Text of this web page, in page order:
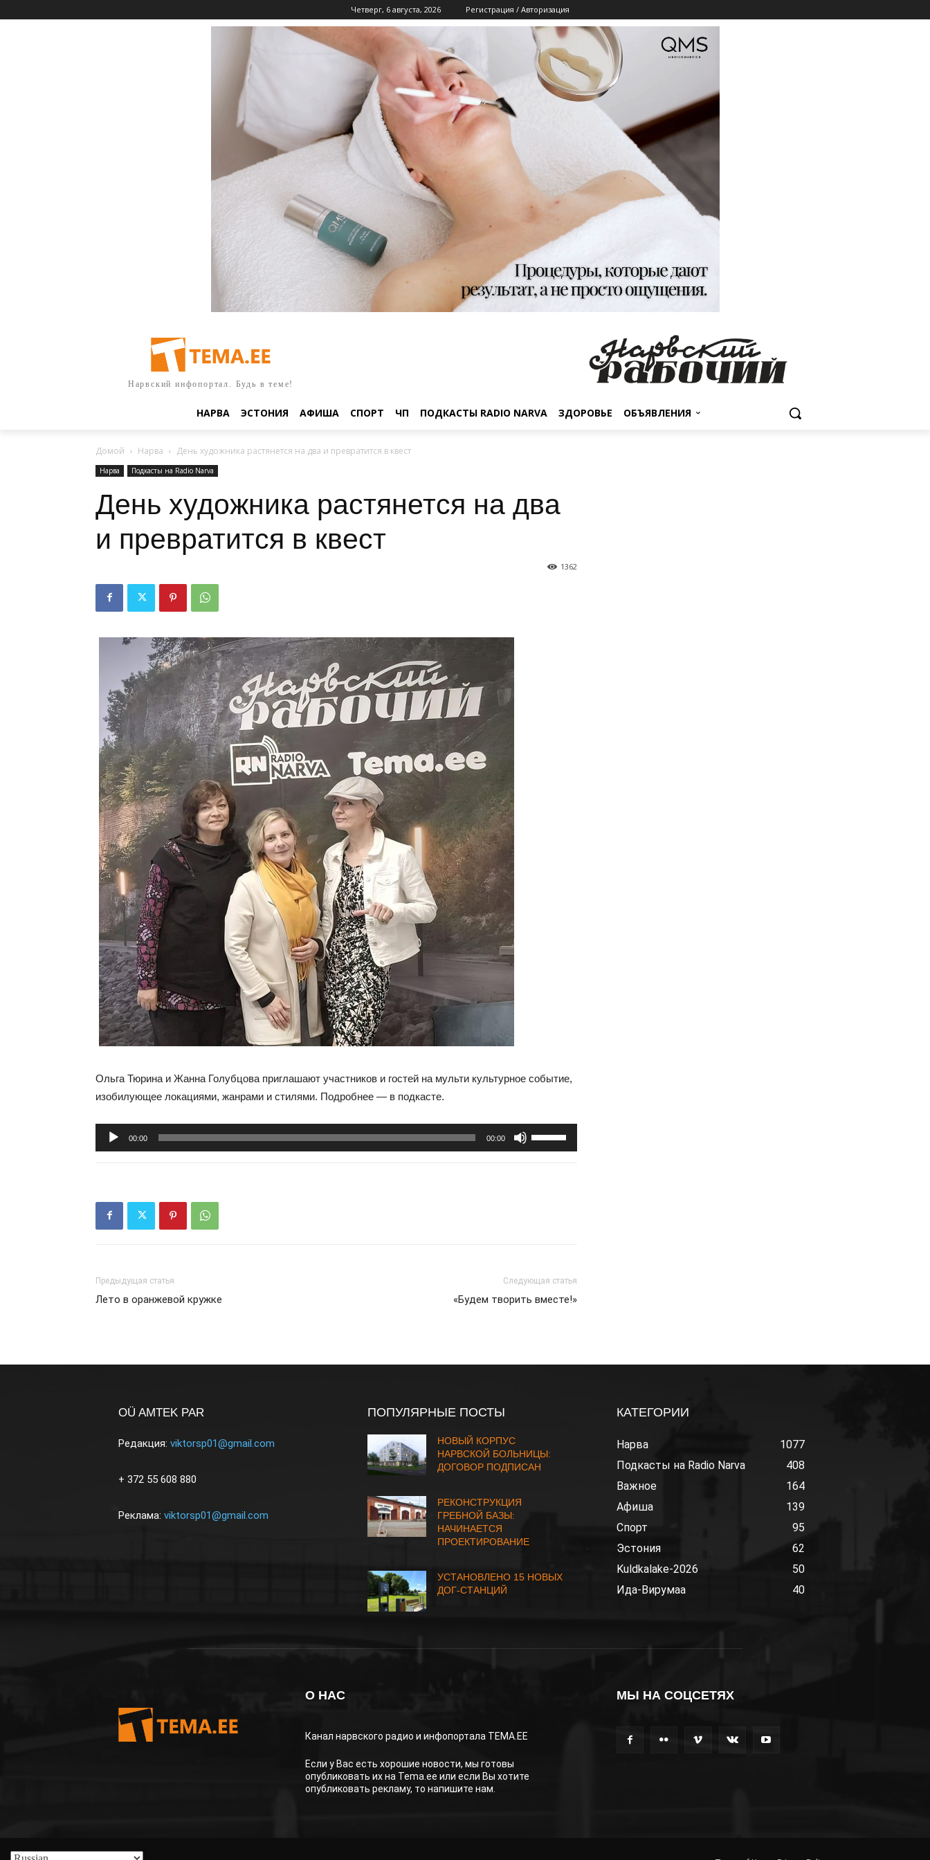
Четверг, 6 августа, 2026 Регистрация / Авторизация
Нарвский инфопортал. Будь в теме!
НАРВА ЭСТОНИЯ АФИША СПОРТ ЧП ПОДКАСТЫ RADIO NARVA ЗДОРОВЬЕ ОБЪЯВЛЕНИЯ
Домой Нарва День художника растянется на два и превратится в квест
Нарва Подкасты на Radio Narva
День художника растянется на два
и превратится в квест
1362
Ольга Тюрина и Жанна Голубцова приглашают участников и гостей на мульти культурное событие,
изобилующее локациями, жанрами и стилями. Подробнее — в подкасте.
Аудиоплеер
00:00 00:00
клавиши
Предыдущая статья
Лето в оранжевой кружке
Следующая статья
«Будем творить вместе!»
OÜ AMTEK PAR
Редакция: viktorsp01@gmail.com
+ 372 55 608 880
Реклама: viktorsp01@gmail.com
ПОПУЛЯРНЫЕ ПОСТЫ
НОВЫЙ КОРПУС
НАРВСКОЙ БОЛЬНИЦЫ:
ДОГОВОР ПОДПИСАН
РЕКОНСТРУКЦИЯ
ГРЕБНОЙ БАЗЫ:
НАЧИНАЕТСЯ
ПРОЕКТИРОВАНИЕ
УСТАНОВЛЕНО 15 НОВЫХ
ДОГ-СТАНЦИЙ
КАТЕГОРИИ
Нарва
1077
Подкасты на Radio Narva
408
Важное
164
Афиша
139
Спорт
95
Эстония
62
Kuldkalake-2026
50
Ида-Вирумаа
40
О НАС
Канал нарвского радио и инфопортала TEMA.EE
Если у Вас есть хорошие новости, мы готовы
опубликовать их на Tema.ee или если Вы хотите
опубликовать рекламу, то напишите нам.
МЫ НА СОЦСЕТЯХ